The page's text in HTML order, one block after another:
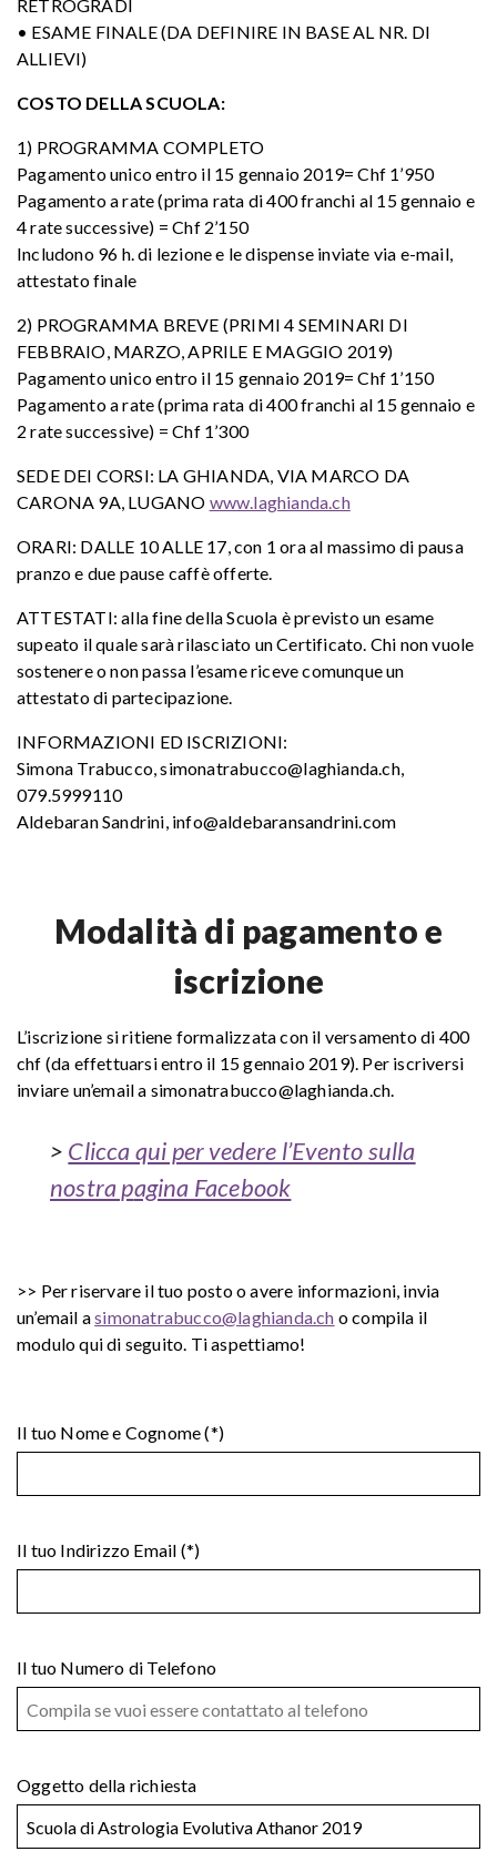
RETROGRADI
• ESAME FINALE (DA DEFINIRE IN BASE AL NR. DI
ALLIEVI)
COSTO DELLA SCUOLA:
1) PROGRAMMA COMPLETO
Pagamento unico entro il 15 gennaio 2019= Chf 1’950
Pagamento a rate (prima rata di 400 franchi al 15 gennaio e
4 rate successive) = Chf 2’150
Includono 96 h. di lezione e le dispense inviate via e-mail,
attestato finale
2) PROGRAMMA BREVE (PRIMI 4 SEMINARI DI
FEBBRAIO, MARZO, APRILE E MAGGIO 2019)
Pagamento unico entro il 15 gennaio 2019= Chf 1’150
Pagamento a rate (prima rata di 400 franchi al 15 gennaio e
2 rate successive) = Chf 1’300
SEDE DEI CORSI: LA GHIANDA, VIA MARCO DA
CARONA 9A, LUGANO www.laghianda.ch
ORARI: DALLE 10 ALLE 17, con 1 ora al massimo di pausa
pranzo e due pause caffè offerte.
ATTESTATI: alla fine della Scuola è previsto un esame
supeato il quale sarà rilasciato un Certificato. Chi non vuole
sostenere o non passa l’esame riceve comunque un
attestato di partecipazione.
INFORMAZIONI ED ISCRIZIONI:
Simona Trabucco, simonatrabucco@laghianda.ch,
079.5999110
Aldebaran Sandrini, info@aldebaransandrini.com
Modalità di pagamento e
iscrizione
L’iscrizione si ritiene formalizzata con il versamento di 400
chf (da effettuarsi entro il 15 gennaio 2019). Per iscriversi
inviare un’email a simonatrabucco@laghianda.ch.
> Clicca qui per vedere l’Evento sulla
nostra pagina Facebook
>> Per riservare il tuo posto o avere informazioni, invia
un’email asimonatrabucco@laghianda.ch o compila il
modulo qui di seguito. Ti aspettiamo!
Il tuo Nome e Cognome (*)
Il tuo Indirizzo Email (*)
Il tuo Numero di Telefono
Oggetto della richiesta